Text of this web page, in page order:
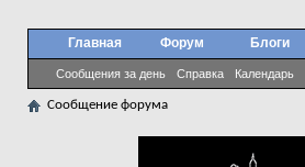
Главная Форум
Сообщения за день Справка Календарь
Блоги
Сообщение форума